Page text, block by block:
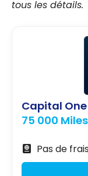
tous les détails.
Capital
75 000 Miles
Pas de